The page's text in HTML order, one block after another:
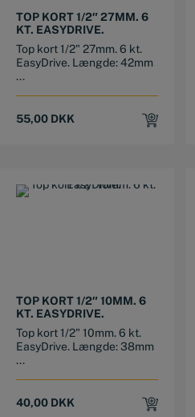
TOP KORT 1/2″ 27MM. 6
KT. EASYDRIVE.
Top kort 1/2" 27mm. 6 kt.
EasyDrive. Længde: 42mm
...
55,00 DKK
TOP KORT 1/2″ 10MM. 6
KT. EASYDRIVE.
Top kort 1/2" 10mm. 6 kt.
EasyDrive. Længde: 38mm
...
40,00 DKK